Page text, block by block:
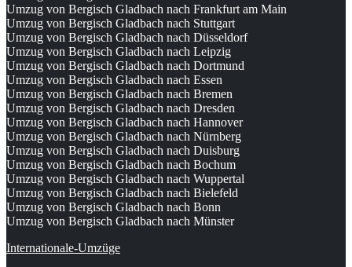
Umzug von Bergisch Gladbach nach Frankfurt am Main
Umzug von Bergisch Gladbach nach Stuttgart
Umzug von Bergisch Gladbach nach Düsseldorf
Umzug von Bergisch Gladbach nach Leipzig
Umzug von Bergisch Gladbach nach Dortmund
Umzug von Bergisch Gladbach nach Essen
Umzug von Bergisch Gladbach nach Bremen
Umzug von Bergisch Gladbach nach Dresden
Umzug von Bergisch Gladbach nach Hannover
Umzug von Bergisch Gladbach nach Nürnberg
Umzug von Bergisch Gladbach nach Duisburg
Umzug von Bergisch Gladbach nach Bochum
Umzug von Bergisch Gladbach nach Wuppertal
Umzug von Bergisch Gladbach nach Bielefeld
Umzug von Bergisch Gladbach nach Bonn
Umzug von Bergisch Gladbach nach Münster
Internationale-Umzüge